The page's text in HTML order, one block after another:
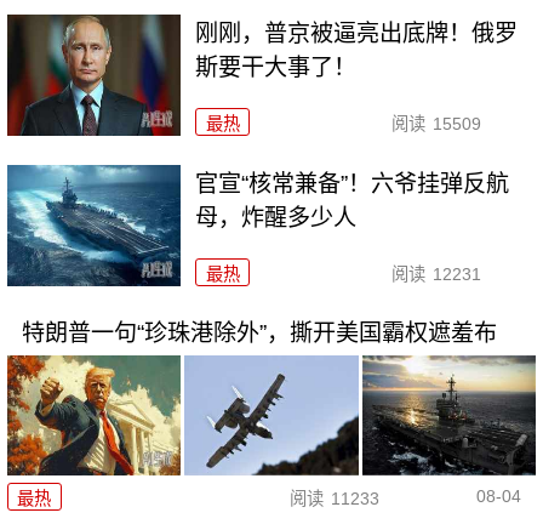
刚刚，普京被逼亮出底牌！俄罗
斯要干大事了！
最热 阅读 15509
官宣“核常兼备”！六爷挂弹反航
母，炸醒多少人
最热 阅读 12231
特朗普一句“珍珠港除外”，撕开美国霸权遮羞布
最热 阅读 11233 08-04